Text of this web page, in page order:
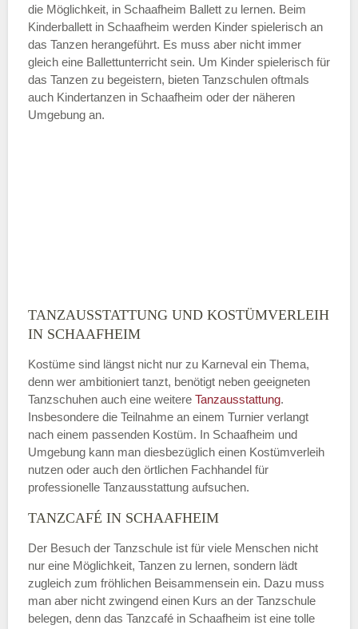
die Möglichkeit, in Schaafheim Ballett zu lernen. Beim
Kinderballett in Schaafheim werden Kinder spielerisch an
das Tanzen herangeführt. Es muss aber nicht immer
gleich eine Ballettunterricht sein. Um Kinder spielerisch für
das Tanzen zu begeistern, bieten Tanzschulen oftmals
auch Kindertanzen in Schaafheim oder der näheren
Umgebung an.
TANZAUSSTATTUNG UND KOSTÜMVERLEIH
IN SCHAAFHEIM
Kostüme sind längst nicht nur zu Karneval ein Thema,
denn wer ambitioniert tanzt, benötigt neben geeigneten
Tanzschuhen auch eine weitere Tanzausstattung.
Insbesondere die Teilnahme an einem Turnier verlangt
nach einem passenden Kostüm. In Schaafheim und
Umgebung kann man diesbezüglich einen Kostümverleih
nutzen oder auch den örtlichen Fachhandel für
professionelle Tanzausstattung aufsuchen.
TANZCAFÉ IN SCHAAFHEIM
Der Besuch der Tanzschule ist für viele Menschen nicht
nur eine Möglichkeit, Tanzen zu lernen, sondern lädt
zugleich zum fröhlichen Beisammensein ein. Dazu muss
man aber nicht zwingend einen Kurs an der Tanzschule
belegen, denn das Tanzcafé in Schaafheim ist eine tolle